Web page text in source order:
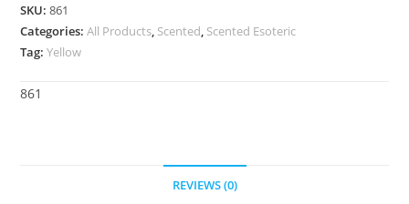
SKU:861
Categories:All Products, Scented, Scented Esoteric
Tag:Yellow
861
REVIEWS (0)